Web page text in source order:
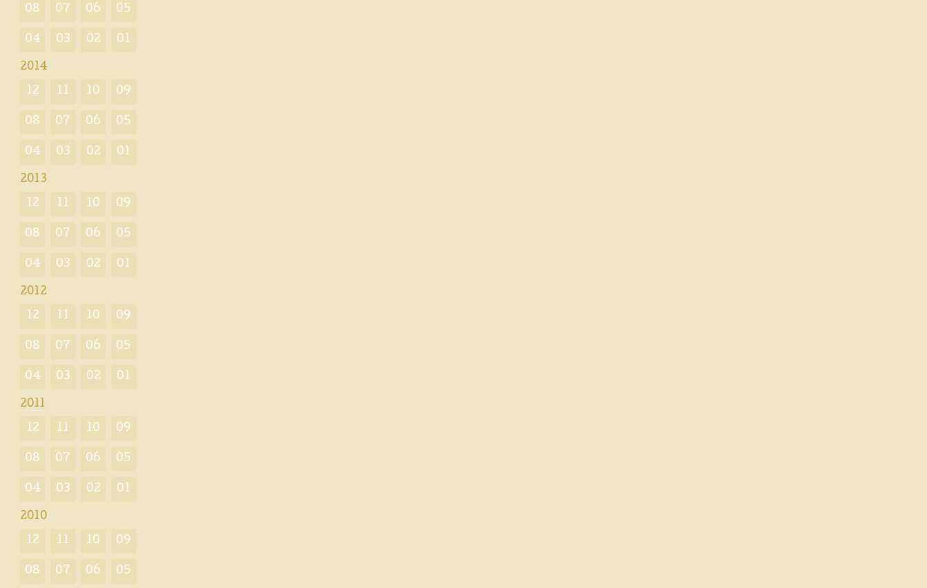
08 07 06 05
04 03 02 01
2014
12 11 10 09
08 07 06 05
04 03 02 01
2013
12 11 10 09
08 07 06 05
04 03 02 01
2012
12 11 10 09
08 07 06 05
04 03 02 01
2011
12 11 10 09
08 07 06 05
04 03 02 01
2010
12 11 10 09
08 07 06 05